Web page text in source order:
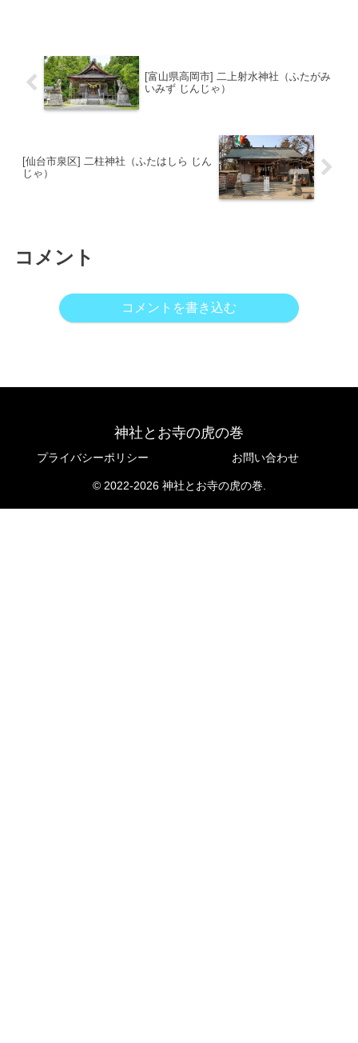
[富山県高岡市] 二上射水神社（ふたがみ
いみず じんじゃ）
[仙台市泉区] 二柱神社（ふたはしら じん
じゃ）
コメント
コメントを書き込む
神社とお寺の虎の巻
プライバシーポリシー お問い合わせ
© 2022-2026 神社とお寺の虎の巻.